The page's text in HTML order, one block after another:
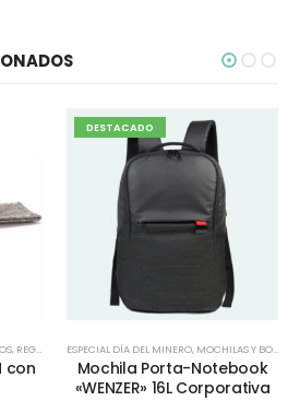
, REGALOS DÍA DEL PADRE ,TODOS
con
DESTACADO
ESPECIAL DÍA DEL MINERO, MOCHILAS Y BOLSOS
Mochila Porta-Notebook
«WENZER» 16L Corporativa